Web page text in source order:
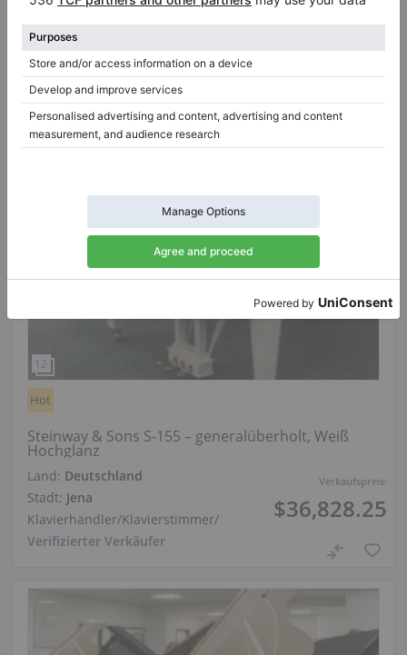
Verkaufspreis:
$36,828.25
Hot
Steinway & Sons S-155 – generalüberholt, Weiß
Hochglanz
Land: Deutschland
Stadt: Jena
Klavierhändler/Klavierstimmer/
Verifizierter Verkäufer